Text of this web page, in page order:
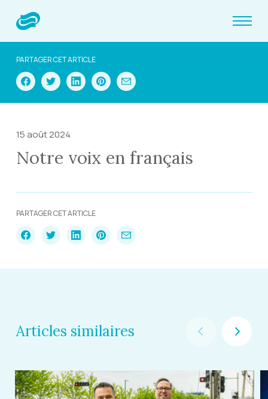
PARTAGER CET ARTICLE
15 août 2024
Notre voix en français
PARTAGER CET ARTICLE
Articles similaires